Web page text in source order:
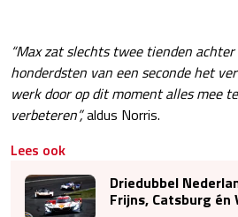
“Max zat slechts twee tienden
honderdsten van een seconde het
werk door op dit moment alles mee
verbeteren”,aldus Norris.
Lees ook
Driedubbel
Frijns, Catsburg én